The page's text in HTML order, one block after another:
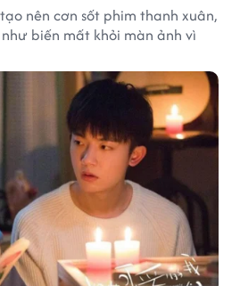
nên cơn sốt phim thanh xuân,
biến mất khỏi màn ảnh vì